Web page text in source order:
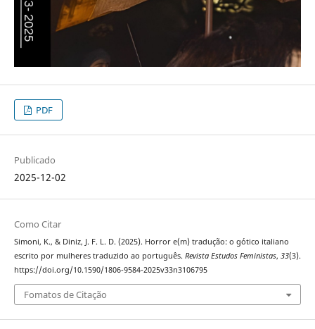
PDF
Publicado
2025-12-02
Como Citar
Simoni, K., & Diniz, J. F. L. D. (2025). Horror e(m) tradução: o gótico italiano
escrito por mulheres traduzido ao português. Revista Estudos Feministas, 33(3).
https://doi.org/10.1590/1806-9584-2025v33n3106795
Fomatos de Citação